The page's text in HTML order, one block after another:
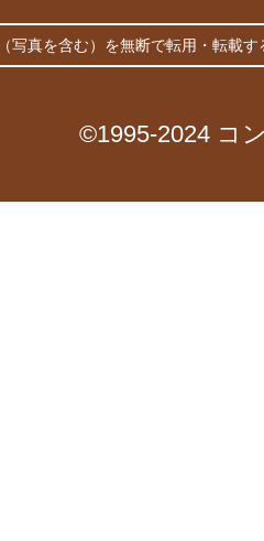
写真を含む）を無断で転用・転載
©1995-2024 コ